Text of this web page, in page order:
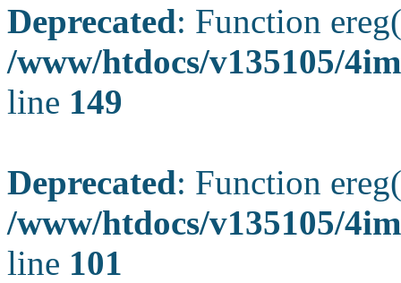
Deprecated: Function
/www/htdocs/v135105/
line 149
Deprecated: Function
/www/htdocs/v135105/
line 101